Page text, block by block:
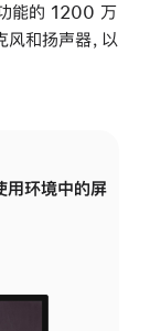
能的 1200 万
和扬声器，以
用环境中的屏